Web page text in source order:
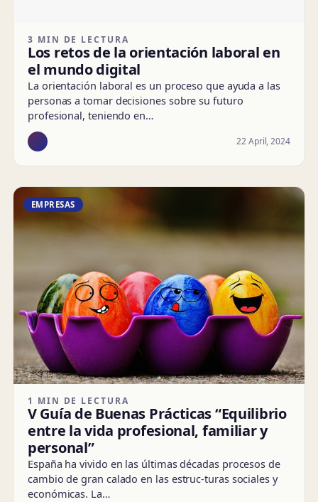
3 MIN DE LECTURA
Los retos de la orientación laboral en
el mundo digital
La orientación laboral es un proceso que ayuda a las
personas a tomar decisiones sobre su futuro
profesional, teniendo en…
22 April, 2024
EMPRESAS
1 MIN DE LECTURA
V Guía de Buenas Prácticas “Equilibrio
entre la vida profesional, familiar y
personal”
España ha vivido en las últimas décadas procesos de
cambio de gran calado en las estruc-turas sociales y
económicas. La…